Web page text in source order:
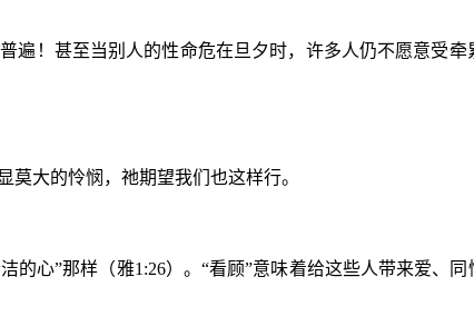
遍！甚至当别人的性命危在旦夕时，许多人仍不愿意受
大的怜悯，祂期望我们也这样行。
的心”那样（雅1:26）。“看顾”意味着给这些人带来爱、